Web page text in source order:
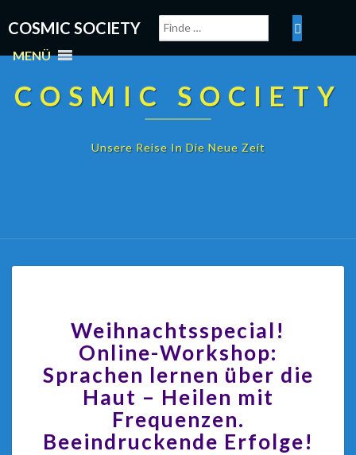
COSMIC SOCIETY
MENÜ
COSMIC SOCIETY
Unsere Reise In Die Neue Zeit
Weihnachtsspecial!
Online-Workshop:
Sprachen lernen über die
Haut – Heilen mit
Frequenzen.
Beeindruckende Erfolge!